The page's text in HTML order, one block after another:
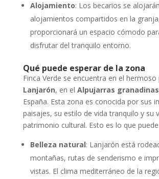
Alojamiento: Los becarios se
alojamientos compartidos en la
proporcionará un espacio cómodo
disfrutar del tranquilo entorno.
Qué puede esperar de la zona
Finca Verde se encuentra en el hermoso
Lanjarón, en el Alpujarras granadinas
España. Esta zona es conocida por sus
paisajes, su estilo de vida tranquilo y su
patrimonio cultural. Esto es lo que
Belleza natural: Lanjarón está
montañas, rutas de senderismo e
vistas. El clima mediterráneo de la